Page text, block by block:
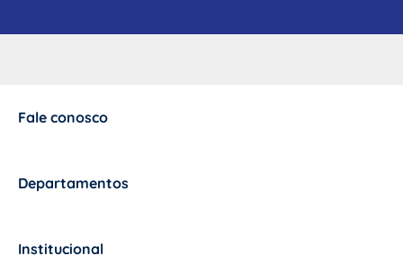
Fale conosco
Departamentos
Institucional